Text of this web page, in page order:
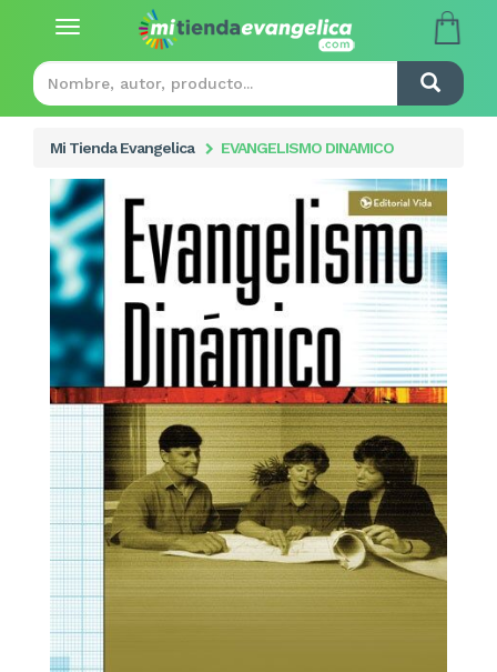
Toggle
Mi Tienda Evangelica EVANGELISMO DINAMICO